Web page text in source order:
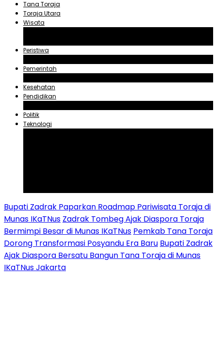
Tana Toraja
Toraja Utara
Wisata
Peristiwa
Pemerintah
Kesehatan
Pendidikan
Politik
Teknologi
Bupati Zadrak Paparkan Roadmap Pariwisata Toraja di
Munas IKaTNus Zadrak Tombeg Ajak Diaspora Toraja
Bermimpi Besar di Munas IKaTNus Pemkab Tana Toraja
Dorong Transformasi Posyandu Era Baru Bupati Zadrak
Ajak Diaspora Bersatu Bangun Tana Toraja di Munas
IKaTNus Jakarta